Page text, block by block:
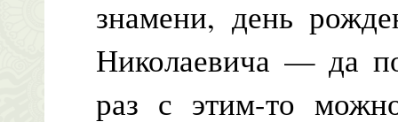
знамени, день
Николаевича — да
раз с этим-то